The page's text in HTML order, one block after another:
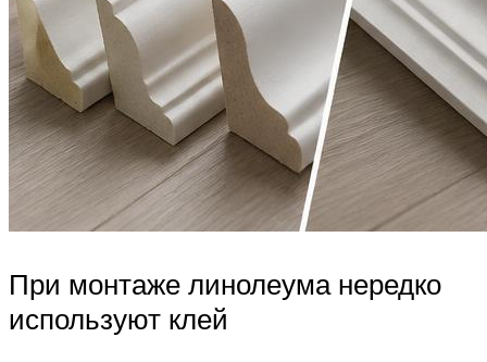
При монтаже линолеума нередко
используют клей